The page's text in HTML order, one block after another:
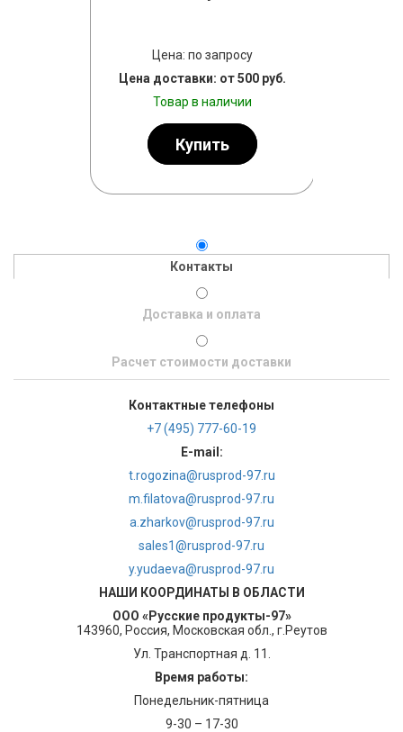
Цена: по запросу
Цена доставки: от 500 руб.
Товар в наличии
Купить
Контакты
Доставка и оплата
Расчет стоимости доставки
Контактные телефоны
+7 (495) 777-60-19
E-mail:
t.rogozina@rusprod-97.ru
m.filatova@rusprod-97.ru
a.zharkov@rusprod-97.ru
sales1@rusprod-97.ru
y.yudaeva@rusprod-97.ru
НАШИ КООРДИНАТЫ В ОБЛАСТИ
ООО «Русские продукты-97»
143960, Россия, Московская обл., г.Реутов
Ул. Транспортная д. 11.
Время работы:
Понедельник-пятница
9-30 – 17-30